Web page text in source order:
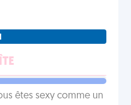
êtes sexy comme un